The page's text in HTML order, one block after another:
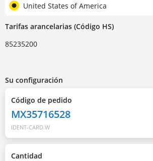
United States of America
Tarifas arancelarias (Código HS)
85235200
Su configuración
Código de pedido
MX35716528
IDENT-CARD.W
Cantidad